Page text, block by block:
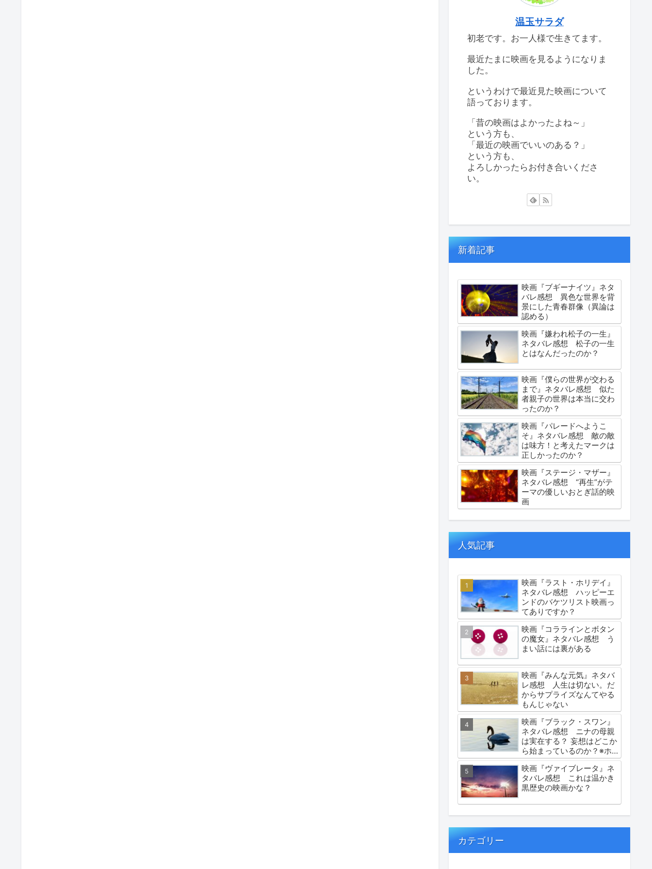
温玉サラダ
初老です。お一人様で生きてます。
最近たまに映画を見るようになりま
した。
というわけで最近見た映画について
語っております。
「昔の映画はよかったよね～」
という方も、
「最近の映画でいいのある？」
という方も、
よろしかったらお付き合いくださ
い。
新着記事
映画『ブギーナイツ』ネタ
バレ感想 異色な世界を背
景にした青春群像（異論は
認める）
映画『嫌われ松子の一生』
ネタバレ感想 松子の一生
とはなんだったのか？
映画『僕らの世界が交わる
まで』ネタバレ感想 似た
者親子の世界は本当に交わ
ったのか？
映画『パレードへようこ
そ』ネタバレ感想 敵の敵
は味方！と考えたマークは
正しかったのか？
映画『ステージ・マザー』
ネタバレ感想 “再生”がテ
ーマの優しいおとぎ話的映
画
人気記事
映画『ラスト・ホリデイ』
ネタバレ感想 ハッピーエ
ンドのバケツリスト映画っ
てありですか？
映画『コララインとボタン
の魔女』ネタバレ感想 う
まい話には裏がある
映画『みんな元気』ネタバ
レ感想 人生は切ない。だ
からサプライズなんてやる
もんじゃない
映画『ブラック・スワン』
ネタバレ感想 ニナの母親
は実在する？ 妄想はどこか
ら始まっているのか？※ホ
ラーにて閲覧注意
映画『ヴァイブレータ』ネ
タバレ感想 これは温かき
黒歴史の映画かな？
カテゴリー